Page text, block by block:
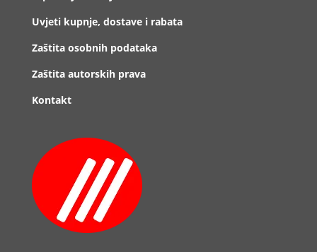
Uvjeti kupnje, dostave i rabata
Zaštita osobnih podataka
Zaštita autorskih prava
Kontakt